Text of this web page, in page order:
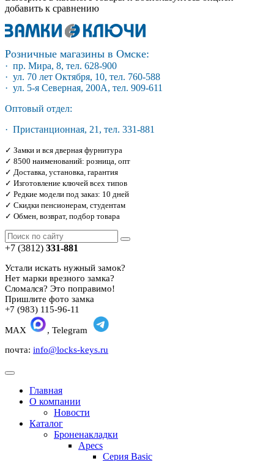
добавить к сравнению
Розничные магазины в Омске:
· пр. Мира, 8, тел. 628-900
· ул. 70 лет Октября, 10, тел. 760-588
· ул. 5-я Северная, 200А, тел. 909-611
Оптовый отдел:
· Пристанционная, 21, тел. 331-881
✓ Замки и вся дверная фурнитура
✓ 8500 наименований: розница, опт
✓ Доставка, установка, гарантия
✓ Изготовление ключей всех типов
✓ Редкие модели под заказ: 10 дней
✓ Скидки пенсионерам, студентам
✓ Обмен, возврат, подбор товара
+7 (3812) 331-881
Устали искать нужный замок?
Нет марки врезного замка?
Сломался? Это поправимо!
Пришлите фото замка
+7 (983) 115-96-11
MAX
, Telegram
почта: info@locks-keys.ru
Главная
О компании
Новости
Каталог
Броненакладки
Apecs
Серия Basic